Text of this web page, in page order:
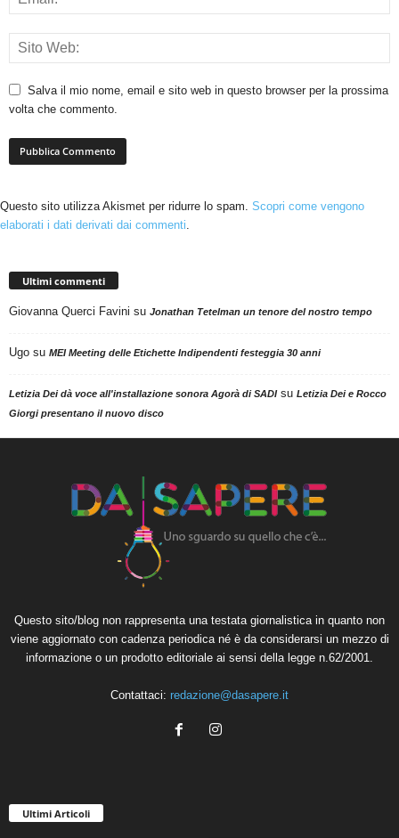
Salva il mio nome, email e sito web in questo browser per la prossima
volta che commento.
Questo sito utilizza Akismet per ridurre lo spam. Scopri come vengono
elaborati i dati derivati dai commenti.
Ultimi commenti
Giovanna Querci Favini su Jonathan Tetelman un tenore del nostro tempo
Ugo su MEI Meeting delle Etichette Indipendenti festeggia 30 anni
Letizia Dei dà voce all'installazione sonora Agorà di SADIsu Letizia Dei e Rocco
Giorgi presentano il nuovo disco
Questo sito/blog non rappresenta una testata giornalistica in quanto non
viene aggiornato con cadenza periodica né è da considerarsi un mezzo di
informazione o un prodotto editoriale ai sensi della legge n.62/2001.
Contattaci: redazione@dasapere.it
Ultimi Articoli